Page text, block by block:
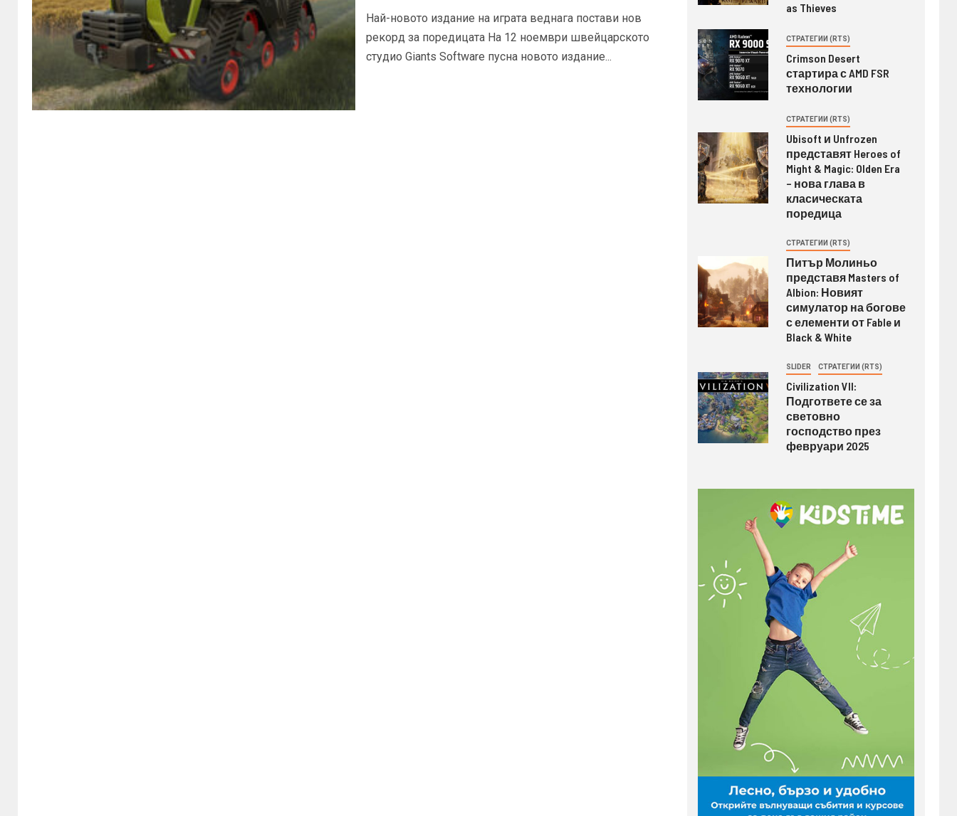
Най-новото издание на играта веднага постави нов
рекорд за поредицата На 12 ноември швейцарското
студио Giants Software пусна новото издание...
as Thieves
СТРАТЕГИИ (RTS)
Crimson Desert
стартира с AMD FSR
технологии
СТРАТЕГИИ (RTS)
Ubisoft и Unfrozen
представят Heroes of
Might & Magic: Olden Era
– нова глава в
класическата
поредица
СТРАТЕГИИ (RTS)
Питър Молиньо
представя Masters of
Albion: Новият
симулатор на богове
с елементи от Fable и
Black & White
SLIDER СТРАТЕГИИ (RTS)
Civilization VII:
Подгответе се за
световно
господство през
февруари 2025